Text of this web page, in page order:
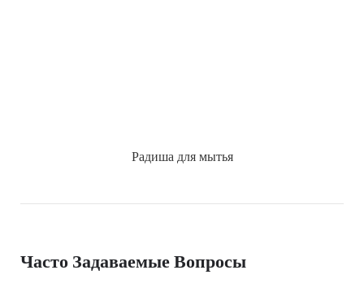
Радиша для мытья
Часто Задаваемые Вопросы